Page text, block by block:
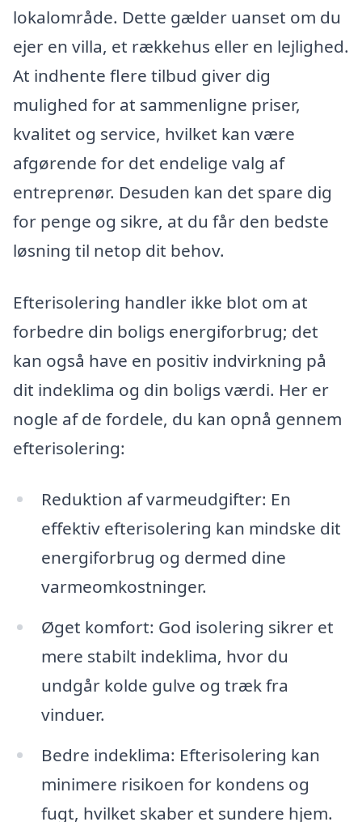
lokalområde. Dette gælder uanset om du
ejer en villa, et rækkehus eller en lejlighed.
At indhente flere tilbud giver dig
mulighed for at sammenligne priser,
kvalitet og service, hvilket kan være
afgørende for det endelige valg af
entreprenør. Desuden kan det spare dig
for penge og sikre, at du får den bedste
løsning til netop dit behov.
Efterisolering handler ikke blot om at
forbedre din boligs energiforbrug; det
kan også have en positiv indvirkning på
dit indeklima og din boligs værdi. Her er
nogle af de fordele, du kan opnå gennem
efterisolering:
Reduktion af varmeudgifter: En
effektiv efterisolering kan mindske dit
energiforbrug og dermed dine
varmeomkostninger.
Øget komfort: God isolering sikrer et
mere stabilt indeklima, hvor du
undgår kolde gulve og træk fra
vinduer.
Bedre indeklima: Efterisolering kan
minimere risikoen for kondens og
fugt, hvilket skaber et sundere hjem.